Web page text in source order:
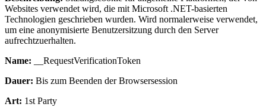
Websites verwendet wird, die mit Microsoft .NET-basierten
Technologien geschrieben wurden. Wird normalerweise verwendet,
um eine anonymisierte Benutzersitzung durch den Server
aufrechtzuerhalten.
Name: __RequestVerificationToken
Dauer: Bis zum Beenden der Browsersession
Art: 1st Party